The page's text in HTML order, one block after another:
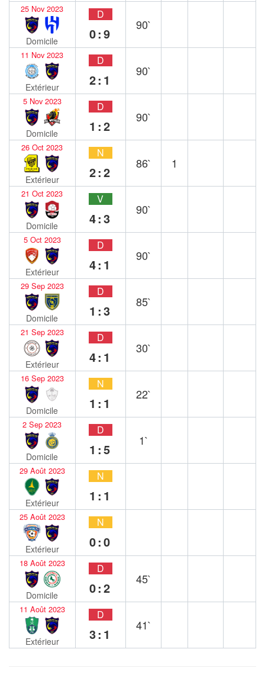
25 Nov 2023
Domicile
D
0:9
90`
11 Nov 2023
Extérieur
D
2:1
90`
5 Nov 2023
Domicile
D
1:2
90`
26 Oct 2023
Extérieur
N
2:2
86` 1
21 Oct 2023
Domicile
V
4:3
90`
5 Oct 2023
Extérieur
D
4:1
90`
29 Sep 2023
Domicile
D
1:3
85`
21 Sep 2023
Extérieur
D
4:1
30`
16 Sep 2023
Domicile
N
1:1
22`
2 Sep 2023
Domicile
D
1:5
1`
29 Août 2023
Extérieur
N
1:1
25 Août 2023
Extérieur
N
0:0
18 Août 2023
Domicile
D
0:2
45`
11 Août 2023
Extérieur
D
3:1
41`